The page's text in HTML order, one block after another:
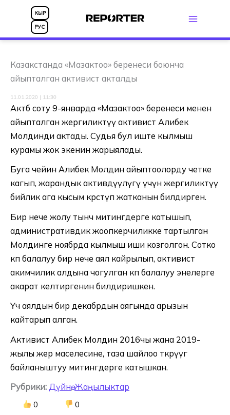
КЫР
РУС
Казакстанда «Мазактоо» беренеси боюнча
айыпталган активист акталды
11.01.2020 | 11:30
Актөбө соту 9-январда «Мазактоо» беренеси менен
айыпталган жергиликтүү активист Алибек
Молдинди актады. Судья бул иште кылмыш
курамы жок экенин жарыялады.
Буга чейин Алибек Молдин айыптоолорду четке
кагып, жарандык активдүүлүгү үчүн жергиликтүү
бийлик ага кысым көрсөтүп жатканын билдирген.
Бир нече жолу тынч митингдерге катышып,
административдик жоопкерчиликке тартылган
Молдинге ноябрда кылмыш иши козголгон. Сотко
көп балалуу бир нече аял кайрылып, активист
акимчилик алдына чогулган көп балалуу энелерге
акарат келтиргенин билдиришкен.
Үч аялдын бирөө декабрдын аягында арызын
кайтарып алган.
Активист Алибек Молдин 2016чы жана 2019-
жылы жер маселесине, таза шайлоо өткөрүүгө
байланыштуу митингдерге катышкан.
Рубрики: Дүйнө,Жаңылыктар
0 0